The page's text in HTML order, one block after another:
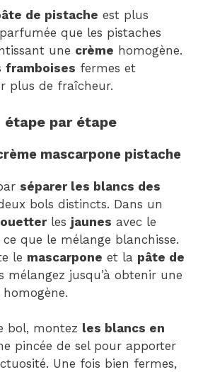
de pistache est plus
que les pistaches
une crème homogène.
framboises fermes et
plus de fraîcheur.
étape par étape
mascarpone pistache
séparer les blancs des
bols distincts. Dans un
les jaunes avec le
ce que le mélange blanchisse.
le mascarpone et la pâte de
mélangez jusqu’à obtenir une
bol, montez les blancs en
pincée de sel pour apporter
Une fois bien fermes,